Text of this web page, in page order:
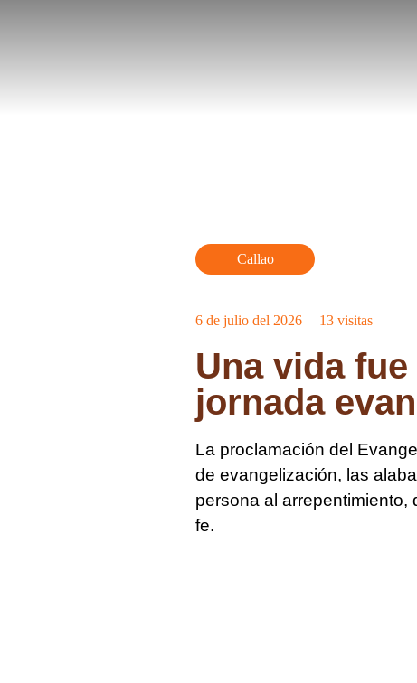
Callao
6 de julio del 2026 13 visitas
Una vida
jornada
La proclamación del
de evangelización, las
persona al
fe.